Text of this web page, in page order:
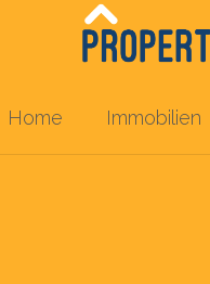
Home Immobilien